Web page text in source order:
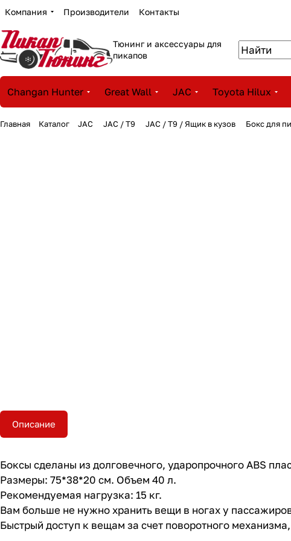
Компания Производители Контакты
Тюнинг и аксессуары для
пикапов
Changan Hunter Great Wall JAC Toyota Hilux
Главная Каталог JAC JAC / T9 JAC / T9 / Ящик в кузов Бокс для
Описание
Боксы cделаны из долговечного, ударопрочного ABS
Размеры: 75*38*20 см. Объем 40 л.
Рекомендуемая нагрузка: 15 кг.
Вам больше не нужно хранить вещи в ногах у
Быстрый доступ к вещам за счет поворотного